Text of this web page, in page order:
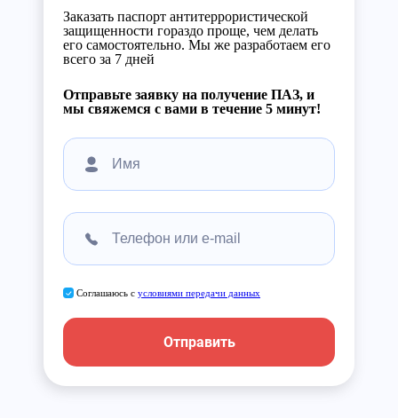
Заказать паспорт антитеррористической
защищенности гораздо проще, чем делать
его самостоятельно. Мы же разработаем его
всего за 7 дней
Отправьте заявку на получение ПАЗ, и
мы свяжемся с вами в течение 5 минут!
Соглашаюсь с условиями передачи данных
Отправить